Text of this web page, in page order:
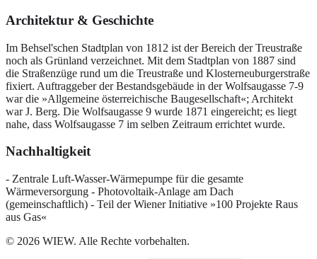
Architektur & Geschichte
Im Behsel'schen Stadtplan von 1812 ist der Bereich der Treustraße
noch als Grünland verzeichnet. Mit dem Stadtplan von 1887 sind
die Straßenzüge rund um die Treustraße und Klosterneuburgerstraße
fixiert. Auftraggeber der Bestandsgebäude in der Wolfsaugasse 7-9
war die »Allgemeine österreichische Baugesellschaft«; Architekt
war J. Berg. Die Wolfsaugasse 9 wurde 1871 eingereicht; es liegt
nahe, dass Wolfsaugasse 7 im selben Zeitraum errichtet wurde.
Nachhaltigkeit
- Zentrale Luft-Wasser-Wärmepumpe für die gesamte
Wärmeversorgung - Photovoltaik-Anlage am Dach
(gemeinschaftlich) - Teil der Wiener Initiative »100 Projekte Raus
aus Gas«
© 2026 WIEW. Alle Rechte vorbehalten.